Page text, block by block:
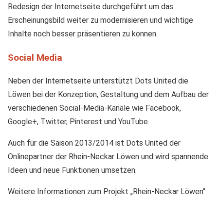
Redesign der Internetseite durchgeführt um das
Erscheinungsbild weiter zu modernisieren und wichtige
Inhalte noch besser präsentieren zu können.
Social Media
Neben der Internetseite unterstützt Dots United die
Löwen bei der Konzeption, Gestaltung und dem Aufbau der
verschiedenen Social-Media-Kanäle wie Facebook,
Google+, Twitter, Pinterest und YouTube.
Auch für die Saison 2013/2014 ist Dots United der
Onlinepartner der Rhein-Neckar Löwen und wird spannende
Ideen und neue Funktionen umsetzen.
Weitere Informationen zum Projekt „Rhein-Neckar Löwen“